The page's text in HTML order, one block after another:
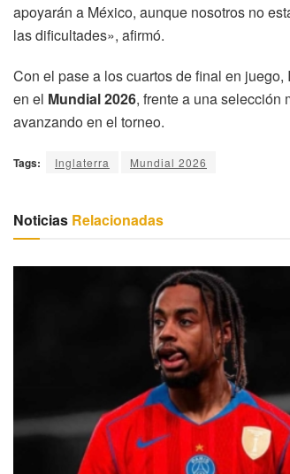
apoyarán a México, aunque nosotros no
las dificultades», afirmó.
Con el pase a los cuartos de final en
en el Mundial 2026, frente a una selección
avanzando en el torneo.
Tags: Inglaterra Mundial 2026
Noticias Relacionadas